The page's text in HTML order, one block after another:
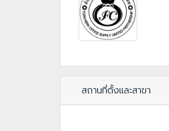
สถานที่ตั้งและสาขา